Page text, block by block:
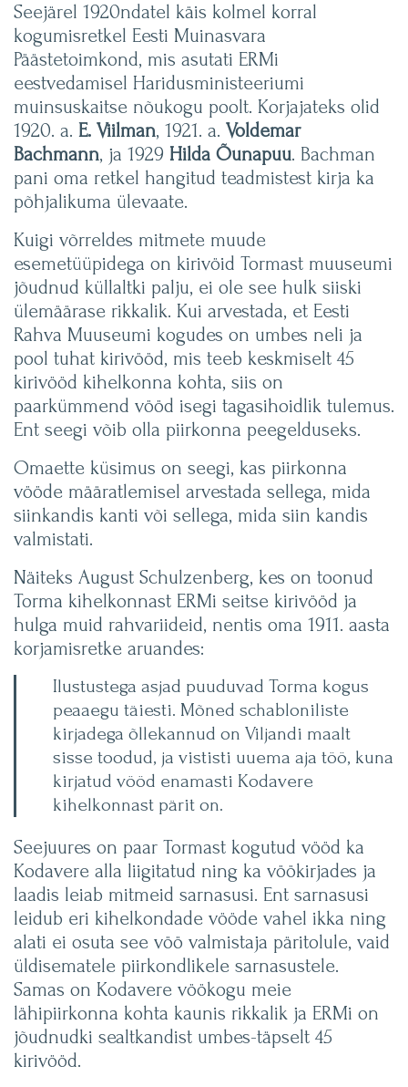
Seejärel 1920ndatel käis kolmel korral
kogumisretkel Eesti Muinasvara
Päästetoimkond, mis asutati ERMi
eestvedamisel Haridusministeeriumi
muinsuskaitse nõukogu poolt. Korjajateks olid
1920. a. E. Viilman, 1921. a. Voldemar
Bachmann, ja 1929 Hilda Õunapuu. Bachman
pani oma retkel hangitud teadmistest kirja ka
põhjalikuma ülevaate.
Kuigi võrreldes mitmete muude
esemetüüpidega on kirivöid Tormast muuseumi
jõudnud küllaltki palju, ei ole see hulk siiski
ülemäärase rikkalik. Kui arvestada, et Eesti
Rahva Muuseumi kogudes on umbes neli ja
pool tuhat kirivööd, mis teeb keskmiselt 45
kirivööd kihelkonna kohta, siis on
paarkümmend vööd isegi tagasihoidlik tulemus.
Ent seegi võib olla piirkonna peegelduseks.
Omaette küsimus on seegi, kas piirkonna
vööde määratlemisel arvestada sellega, mida
siinkandis kanti või sellega, mida siin kandis
valmistati.
Näiteks August Schulzenberg, kes on toonud
Torma kihelkonnast ERMi seitse kirivööd ja
hulga muid rahvariideid, nentis oma 1911. aasta
korjamisretke aruandes:
Ilustustega asjad puuduvad Torma kogus
peaaegu täiesti. Mõned schabloniliste
kirjadega õllekannud on Viljandi maalt
sisse toodud, ja vististi uuema aja töö, kuna
kirjatud vööd enamasti Kodavere
kihelkonnast pärit on.
Seejuures on paar Tormast kogutud vööd ka
Kodavere alla liigitatud ning ka vöökirjades ja
laadis leiab mitmeid sarnasusi. Ent sarnasusi
leidub eri kihelkondade vööde vahel ikka ning
alati ei osuta see vöö valmistaja päritolule, vaid
üldisematele piirkondlikele sarnasustele.
Samas on Kodavere vöökogu meie
lähipiirkonna kohta kaunis rikkalik ja ERMi on
jõudnudki sealtkandist umbes-täpselt 45
kirivööd.